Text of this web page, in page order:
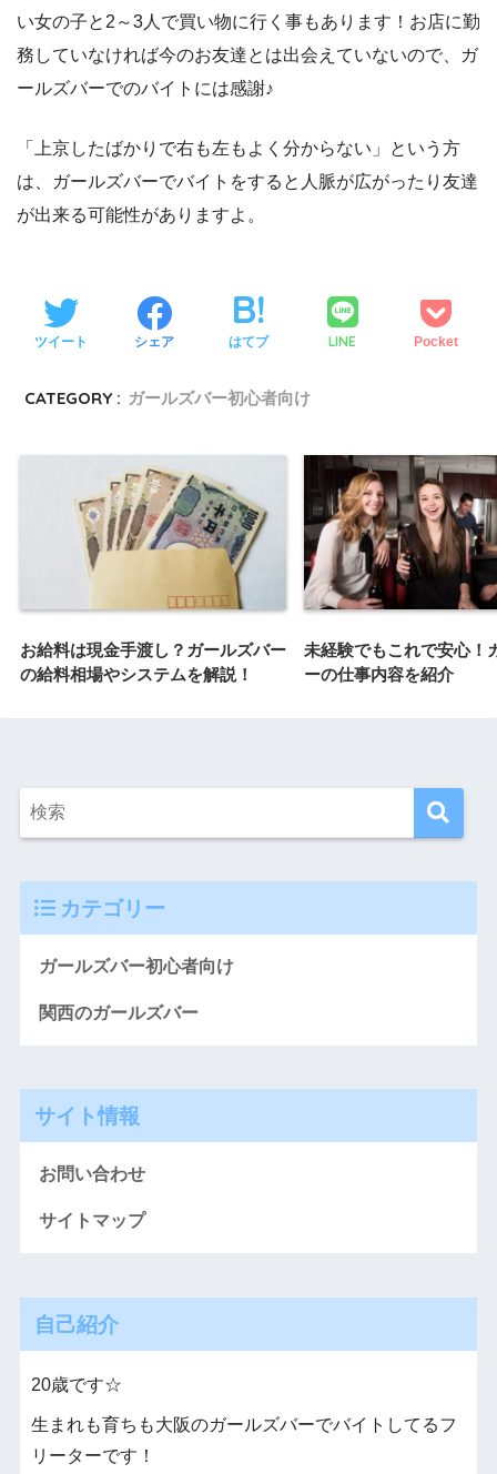
い女の子と2～3人で買い物に行く事もあります！お店に勤
務していなければ今のお友達とは出会えていないので、ガ
ールズバーでのバイトには感謝♪
「上京したばかりで右も左もよく分からない」という方
は、ガールズバーでバイトをすると人脈が広がったり友達
が出来る可能性がありますよ。
ツイート シェア はてブ LINE Pocket
CATEGORY : ガールズバー初心者向け
お給料は現金手渡し？ガールズバー
の給料相場やシステムを解説！
未経験でもこれで安心！
ーの仕事内容を紹介
カテゴリー
ガールズバー初心者向け
関西のガールズバー
サイト情報
お問い合わせ
サイトマップ
自己紹介
20歳です☆
生まれも育ちも大阪のガールズバーでバイトしてるフ
リーターです！